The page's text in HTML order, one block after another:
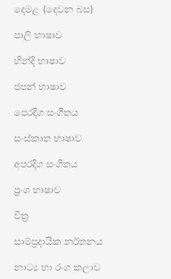
දෙමළ (දෙවන බස)
පාලි භාෂාව
හින්දි භාෂාව
ජපන් භාෂාව
පෙරදිග සංගීතය
සංස්කෘත භාෂාව
අපරදිග සංගීතය
ප්‍රංශ භාෂාව
චිත්‍ර
සාම්ප්‍රදායික නර්තනය
නාට්‍ය හා රංග කලාව